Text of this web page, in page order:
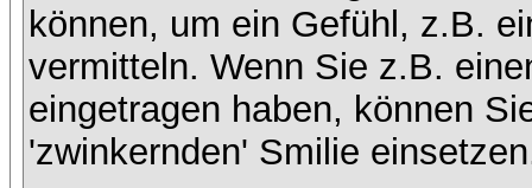
können, um ein Gefühl, z.B.
vermitteln. Wenn Sie z.B.
eingetragen haben, können
'zwinkernden' Smilie